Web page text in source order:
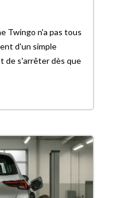
Twingo n'a pas tous
d'un simple
de s'arrêter dès que